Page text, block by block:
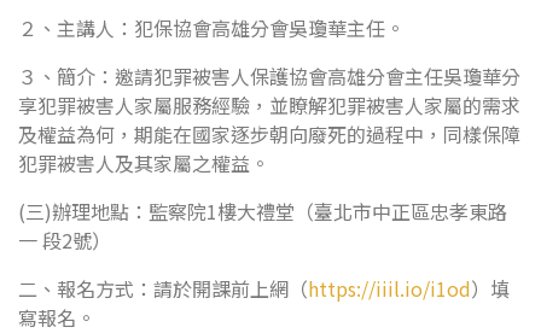
２、主講人：犯保協會高雄分會吳瓊華主任。
３、簡介：邀請犯罪被害人保護協會高雄分會主任吳瓊華分
享犯罪被害人家屬服務經驗，並瞭解犯罪被害人家屬的需求
及權益為何，期能在國家逐步朝向廢死的過程中，同樣保障
犯罪被害人及其家屬之權益。
(三)辦理地點：監察院1樓大禮堂（臺北市中正區忠孝東路
一 段2號）
二、報名方式：請於開課前上網（https://iiil.io/i1od）填
寫報名。